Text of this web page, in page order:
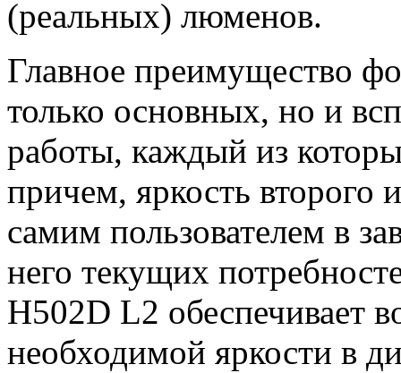
(реальных) люменов.
Главное преимущество
только основных, но и
работы, каждый из
причем, яркость второго
самим пользователем в
него текущих
H502D L2 обеспечивает
необходимой яркости в